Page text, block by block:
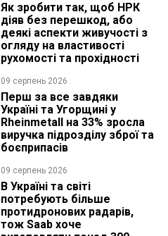
Як зробити так, щоб НРК
діяв без перешкод, або
деякі аспекти живучості з
огляду на властивості
рухомості та прохідності
09 серпень 2026
Перш за все завдяки
Україні та Угорщині у
Rheinmetall на 33% зросла
виручка підрозділу зброї та
боєприпасів
09 серпень 2026
В Україні та світі
потребують більше
протидронових радарів,
тож Saab хоче